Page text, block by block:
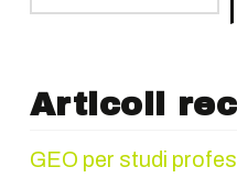
Articoli
GEO per studi